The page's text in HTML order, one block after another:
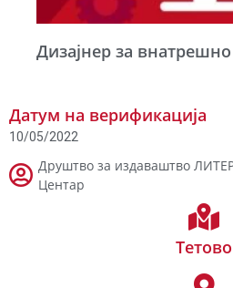
Дизајнер за
Датум на верификација
10/05/2022
Друштво за издаваштво
Центар
Тетово